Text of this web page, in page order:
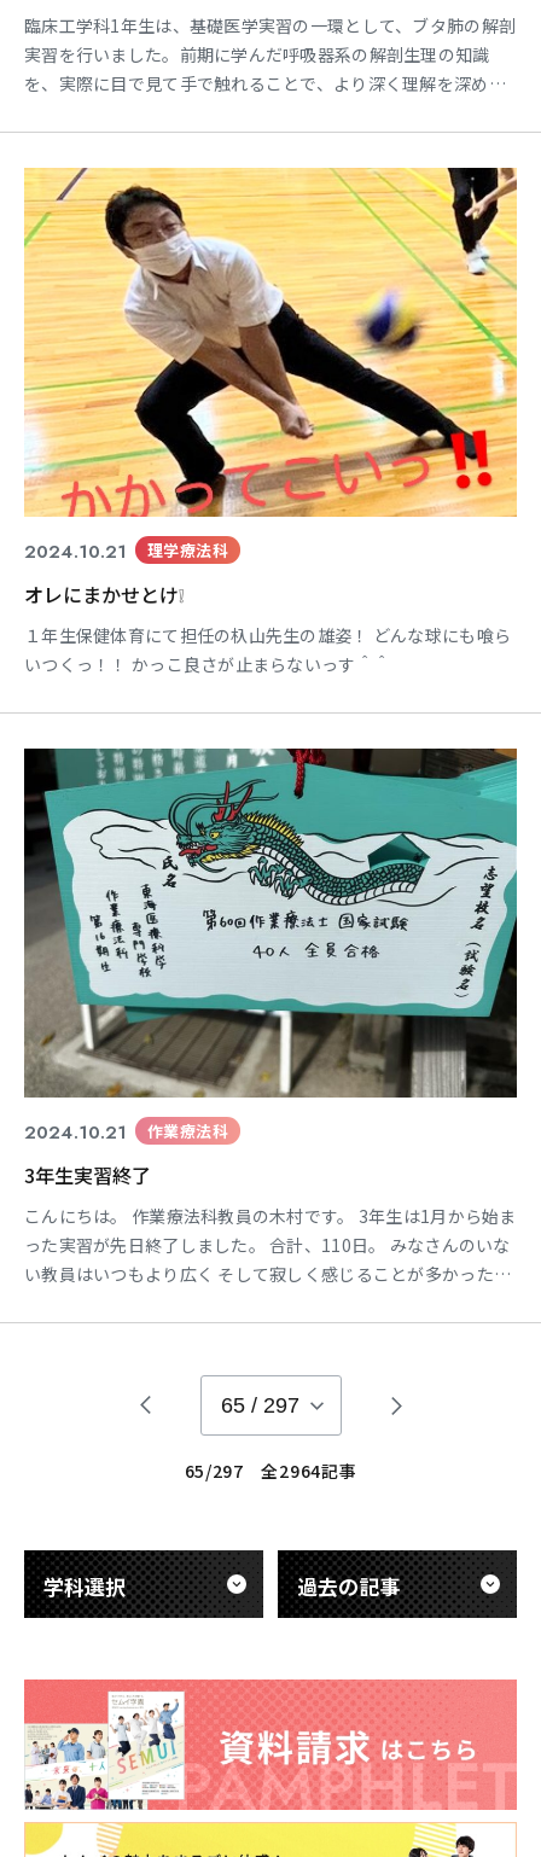
臨床工学科1年生は、基礎医学実習の一環として、ブタ肺の解剖
実習を行いました。前期に学んだ呼吸器系の解剖生理の知識
を、実際に目で見て手で触れることで、より深く理解を深める
は、その大きさや質感に驚きながらも、真剣な表情で実習に取
り組んでいました。特に、ブタ肺の中央にある小さな肺は、学
生たちの興味を引きました。「この肺は何をしているんだろ
う？」「
2024.10.21 理学療法科
オレにまかせとけ❕
１年生保健体育にて担任の杁山先生の雄姿！ どんな球にも喰ら
いつくっ！！ かっこ良さが止まらないっす＾＾
2024.10.21 作業療法科
3年生実習終了
こんにちは。 作業療法科教員の木村です。 3年生は1月から始ま
った実習が先日終了しました。 合計、110日。 みなさんのいな
い教員はいつもより広く そして寂しく感じることが多かったで
います。 ようやく全員が揃った教室に入った
65 / 297
65/297 全2964記事
学科選択 過去の記事
東海医療科学
専門学校
東海歯科医療
専門学校
東海医療科学
専門学校
東海歯科医療
専門学校
東海医療科学
専門学校
東海歯科医療
専門学校
東海医療科学
専門学校
東海歯科医療
専門学校